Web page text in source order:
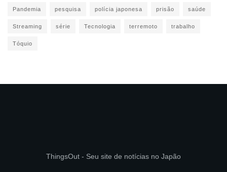
Pandemia pesquisa polícia japonesa prisão saúde
Streaming série Tecnologia terremoto trabalho
Tóquio
ThingsOut - Seu site de notícias no Japão